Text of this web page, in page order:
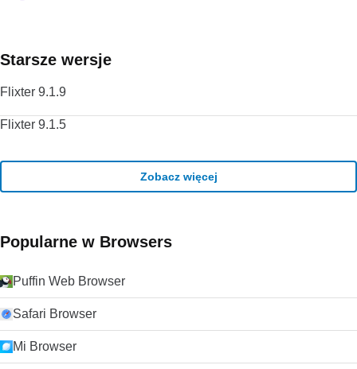
Starsze wersje
Flixter 9.1.9
Flixter 9.1.5
Zobacz więcej
Popularne w Browsers
Puffin Web Browser
Safari Browser
Mi Browser